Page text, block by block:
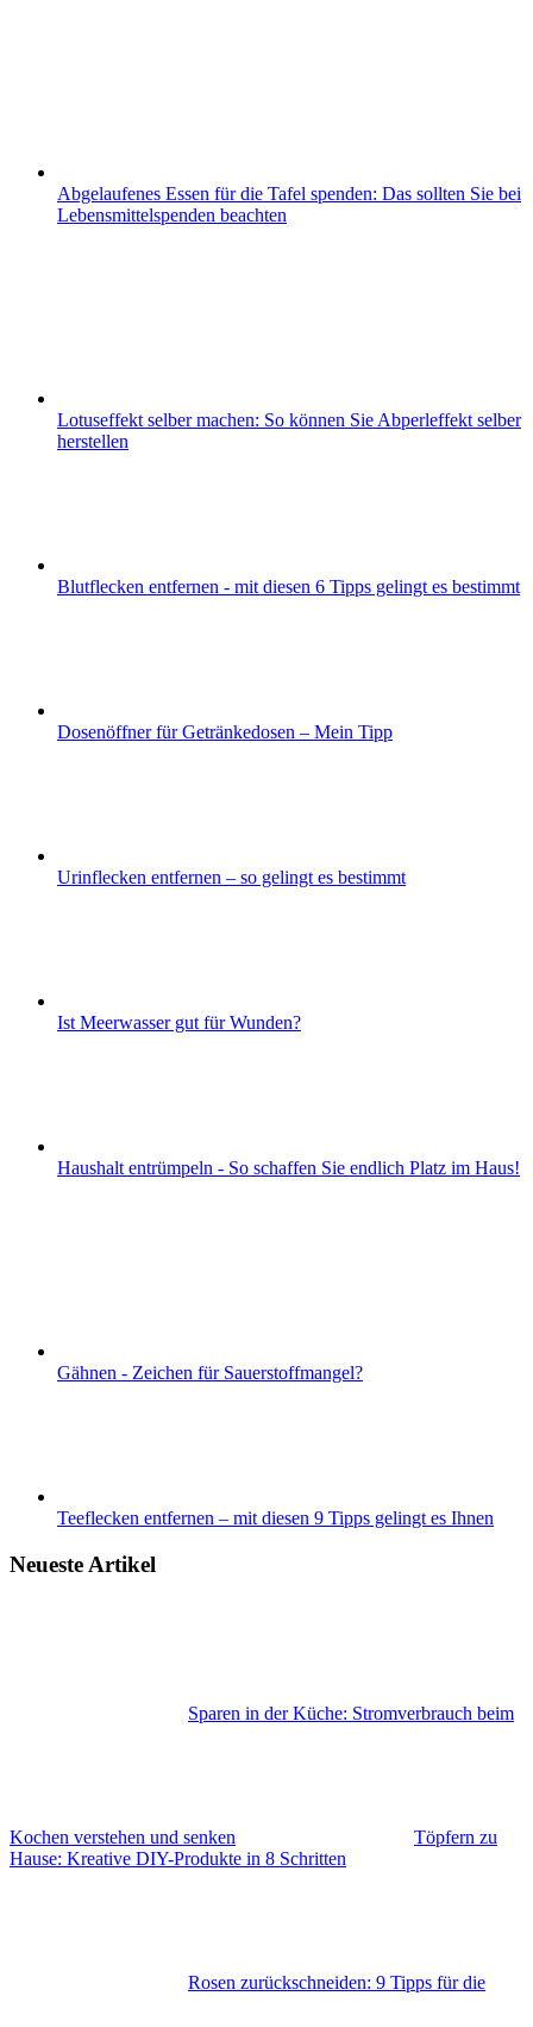
Abgelaufenes Essen für die Tafel spenden: Das sollten Sie bei
Lebensmittelspenden beachten
Lotuseffekt selber machen: So können Sie Abperleffekt selber
herstellen
Blutflecken entfernen - mit diesen 6 Tipps gelingt es bestimmt
Dosenöffner für Getränkedosen – Mein Tipp
Urinflecken entfernen – so gelingt es bestimmt
Ist Meerwasser gut für Wunden?
Haushalt entrümpeln - So schaffen Sie endlich Platz im Haus!
Gähnen - Zeichen für Sauerstoffmangel?
Teeflecken entfernen – mit diesen 9 Tipps gelingt es Ihnen
Neueste Artikel
Sparen in der Küche: Stromverbrauch beim
Kochen verstehen und senken
Töpfern zu
Hause: Kreative DIY-Produkte in 8 Schritten
Rosen zurückschneiden: 9 Tipps für die